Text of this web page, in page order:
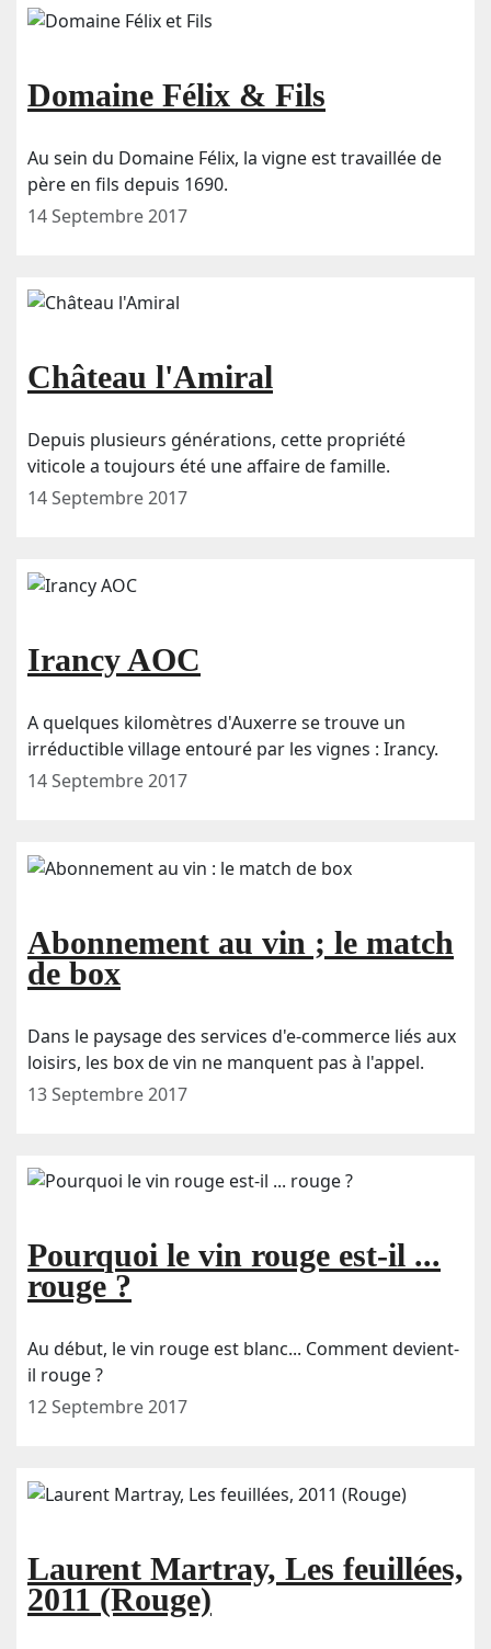
Domaine Félix & Fils
Au sein du Domaine Félix, la vigne est travaillée de
père en fils depuis 1690.
14 Septembre 2017
Château l'Amiral
Depuis plusieurs générations, cette propriété
viticole a toujours été une affaire de famille.
14 Septembre 2017
Irancy AOC
A quelques kilomètres d'Auxerre se trouve un
irréductible village entouré par les vignes : Irancy.
14 Septembre 2017
Abonnement au vin ; le match
de box
Dans le paysage des services d'e-commerce liés aux
loisirs, les box de vin ne manquent pas à l'appel.
13 Septembre 2017
Pourquoi le vin rouge est-il ...
rouge ?
Au début, le vin rouge est blanc... Comment devient-
il rouge ?
12 Septembre 2017
Laurent Martray, Les feuillées,
2011 (Rouge)